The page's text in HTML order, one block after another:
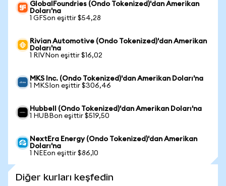
GlobalFoundries (Ondo Tokenized)'dan Amerikan
Doları'na
1 GFSon eşittir $54,28
Rivian Automotive (Ondo Tokenized)'dan Amerikan
Doları'na
1 RIVNon eşittir $16,02
MKS Inc. (Ondo Tokenized)'dan Amerikan Doları'na
1 MKSIon eşittir $306,46
Hubbell (Ondo Tokenized)'dan Amerikan Doları'na
1 HUBBon eşittir $519,50
NextEra Energy (Ondo Tokenized)'dan Amerikan
Doları'na
1 NEEon eşittir $86,10
Diğer kurları keşfedin